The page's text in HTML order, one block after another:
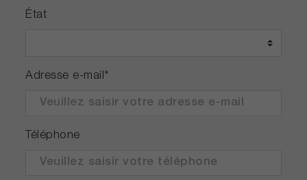
État
Adresse e-mail*
Téléphone